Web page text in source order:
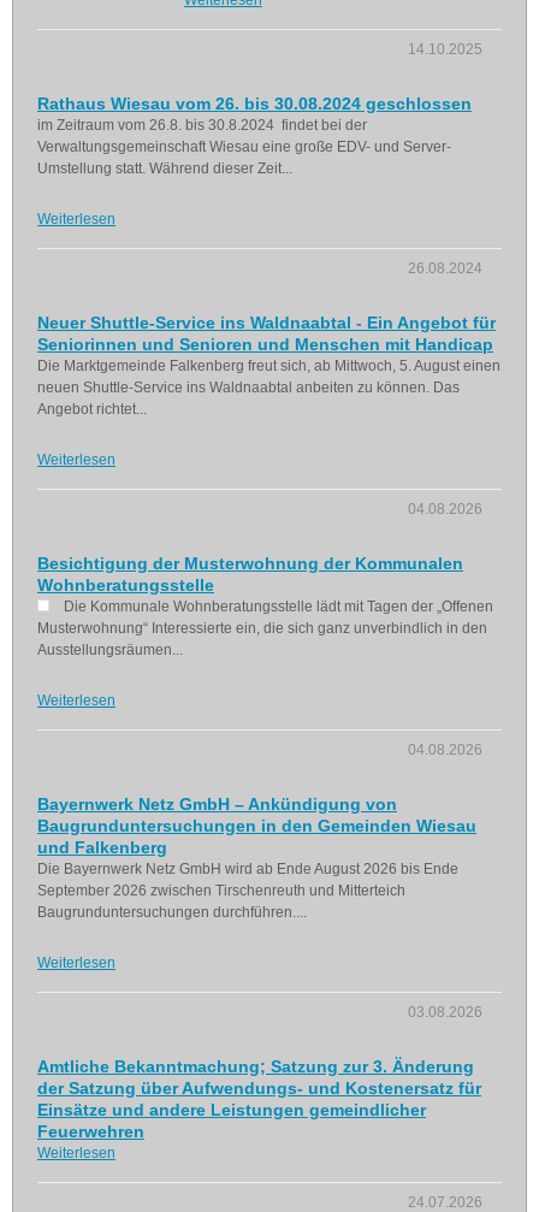
14.10.2025
Rathaus Wiesau vom 26. bis 30.08.2024 geschlossen
im Zeitraum vom 26.8. bis 30.8.2024 findet bei der
Verwaltungsgemeinschaft Wiesau eine große EDV- und Server-
Umstellung statt. Während dieser Zeit...
Weiterlesen
26.08.2024
Neuer Shuttle-Service ins Waldnaabtal - Ein Angebot für
Seniorinnen und Senioren und Menschen mit Handicap
Die Marktgemeinde Falkenberg freut sich, ab Mittwoch, 5. August einen
neuen Shuttle-Service ins Waldnaabtal anbeiten zu können. Das
Angebot richtet...
Weiterlesen
04.08.2026
Besichtigung der Musterwohnung der Kommunalen
Wohnberatungsstelle
Die Kommunale Wohnberatungsstelle lädt mit Tagen der „Offenen
Musterwohnung“ Interessierte ein, die sich ganz unverbindlich in den
Ausstellungsräumen...
Weiterlesen
04.08.2026
Bayernwerk Netz GmbH – Ankündigung von
Baugrunduntersuchungen in den Gemeinden Wiesau
und Falkenberg
Die Bayernwerk Netz GmbH wird ab Ende August 2026 bis Ende
September 2026 zwischen Tirschenreuth und Mitterteich
Baugrunduntersuchungen durchführen....
Weiterlesen
03.08.2026
Amtliche Bekanntmachung; Satzung zur 3. Änderung
der Satzung über Aufwendungs- und Kostenersatz für
Einsätze und andere Leistungen gemeindlicher
Feuerwehren
Weiterlesen
24.07.2026